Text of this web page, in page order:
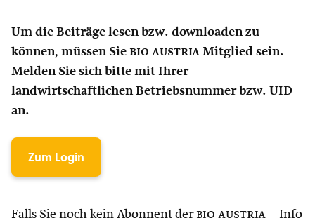
Um die Beiträge lesen bzw. downloaden zu
können, müssen Sie bio austria Mitglied sein.
Melden Sie sich bitte mit Ihrer
landwirtschaftlichen Betriebsnummer bzw. UID
an.
Zum Login
Falls Sie noch kein Abonnent der bio austria – Info